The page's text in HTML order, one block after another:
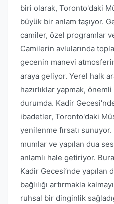
biri olarak, Toronto'daki
büyük bir anlam taşıyor.
camiler, özel programlar
Camilerin avlularında
gecenin manevi
araya geliyor. Yerel halk
hazırlıklar yapmak,
durumda. Kadir
ibadetler, Toronto'daki
yenilenme fırsatı
mumlar ve yapılan dua
anlamlı hale getiriyor.
Kadir Gecesi’nde yapılan
bağlılığı artırmakla
ruhsal bir dinginlik